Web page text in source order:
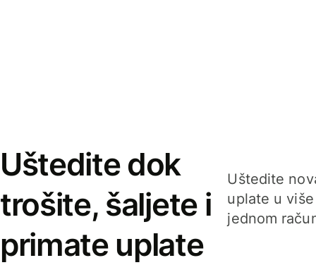
Uštedite dok
trošite, šaljete i
primate uplate
Uštedite
uplate u
jednom